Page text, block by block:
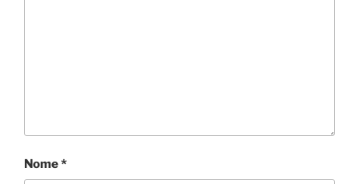
Nome*